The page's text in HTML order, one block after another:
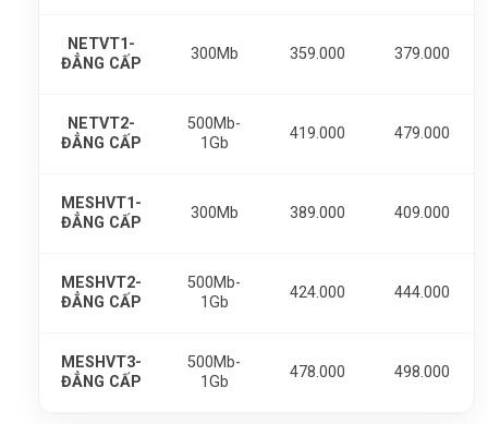
NETVT1-
ĐẲNG CẤP
300Mb 359.000 379.000
NETVT2-
ĐẲNG CẤP
500Mb-
1Gb
419.000 479.000
MESHVT1-
ĐẲNG CẤP
300Mb 389.000 409.000
MESHVT2-
ĐẲNG CẤP
500Mb-
1Gb
424.000 444.000
MESHVT3-
ĐẲNG CẤP
500Mb-
1Gb
478.000 498.000